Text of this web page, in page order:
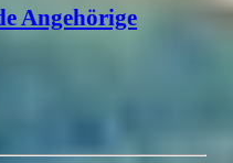
Angehörige